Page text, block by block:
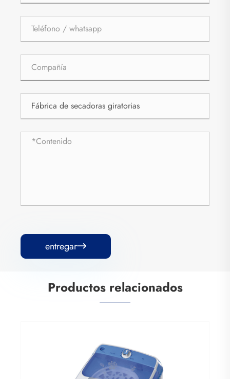
entregar
Productos relacionados
Secadora de ropa centrífuga